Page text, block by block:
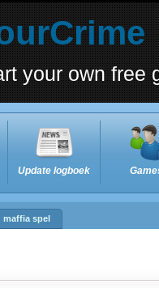
your own free
Update logboek
maffia spel